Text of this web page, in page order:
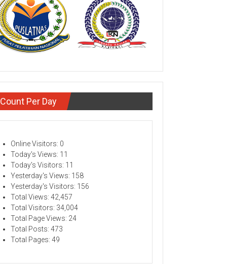
Count Per Day
Online Visitors: 0
Today's Views: 11
Today's Visitors: 11
Yesterday's Views: 158
Yesterday's Visitors: 156
Total Views: 42,457
Total Visitors: 34,004
Total Page Views: 24
Total Posts: 473
Total Pages: 49